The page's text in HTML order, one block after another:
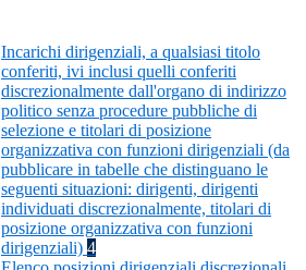
Incarichi dirigenziali, a qualsiasi titolo
conferiti, ivi inclusi quelli conferiti
discrezionalmente dall'organo di indirizzo
politico senza procedure pubbliche di
selezione e titolari di posizione
organizzativa con funzioni dirigenziali (da
pubblicare in tabelle che distinguano le
seguenti situazioni: dirigenti, dirigenti
individuati discrezionalmente, titolari di
posizione organizzativa con funzioni
dirigenziali) 4